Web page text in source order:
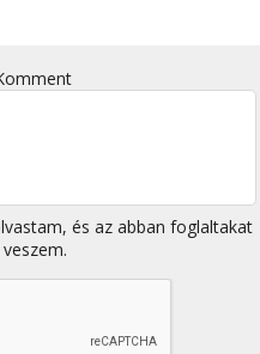
és az abban foglaltakat